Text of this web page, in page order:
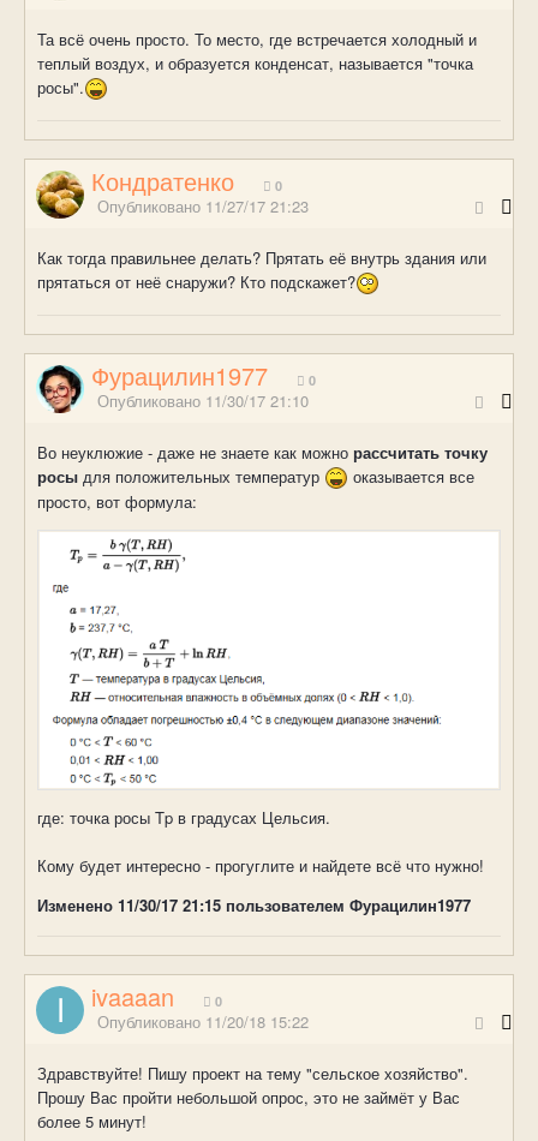
Та всё очень просто. То место, где встречается холодный и
теплый воздух, и образуется конденсат, называется "точка
росы".
Кондратенко 0
Опубликовано 11/27/17 21:23
Как тогда правильнее делать? Прятать её внутрь здания или
прятаться от неё снаружи? Кто подскажет?
Фурацилин1977 0
Опубликовано 11/30/17 21:10
Во неуклюжие - даже не знаете как можно рассчитать точку
росы для положительных температур
оказывается все
просто, вот формула:
где: точка росы Tp в градусах Цельсия.
Кому будет интересно - прогуглите и найдете всё что нужно!
Изменено 11/30/17 21:15 пользователем Фурацилин1977
ivaaaan 0
Опубликовано 11/20/18 15:22
Здравствуйте! Пишу проект на тему "сельское хозяйство".
Прошу Вас пройти небольшой опрос, это не займёт у Вас
более 5 минут!